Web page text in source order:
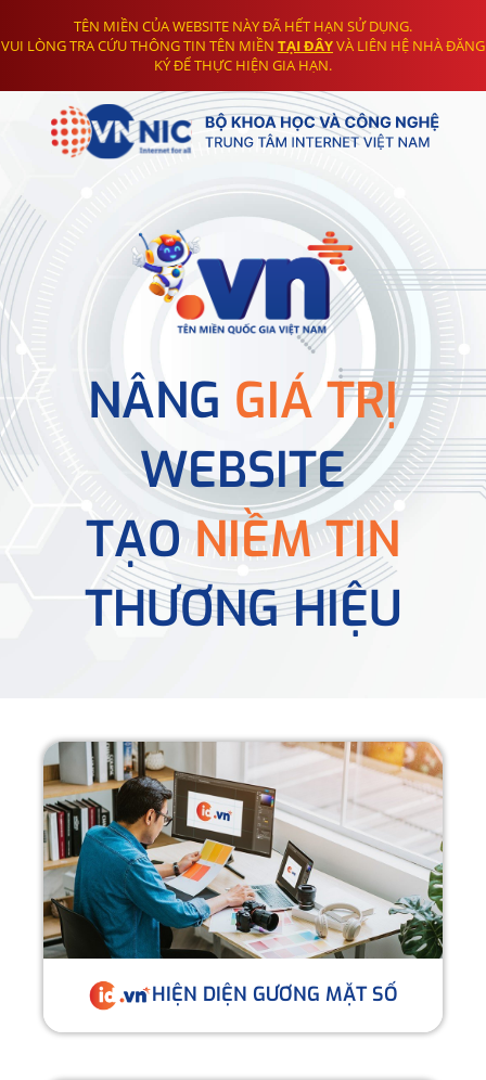
TÊN MIỀN CỦA WEBSITE NÀY ĐÃ HẾT HẠN SỬ DỤNG.
VUI LÒNG TRA CỨU THÔNG TIN TÊN MIỀN TẠI ĐÂYVÀ LIÊN HỆ NHÀ ĐĂNG
KÝ ĐỂ THỰC HIỆN GIA HẠN.
NÂNG GIÁ TRỊ
WEBSITE
TẠONIỀM TIN
THƯƠNG HIỆU
HIỆN DIỆN GƯƠNG MẶT SỐ